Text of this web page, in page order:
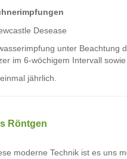
Desease
unter Beachtung
im 6-wöchigem Intervall
jährlich.
Röntgen
moderne Technik ist es uns